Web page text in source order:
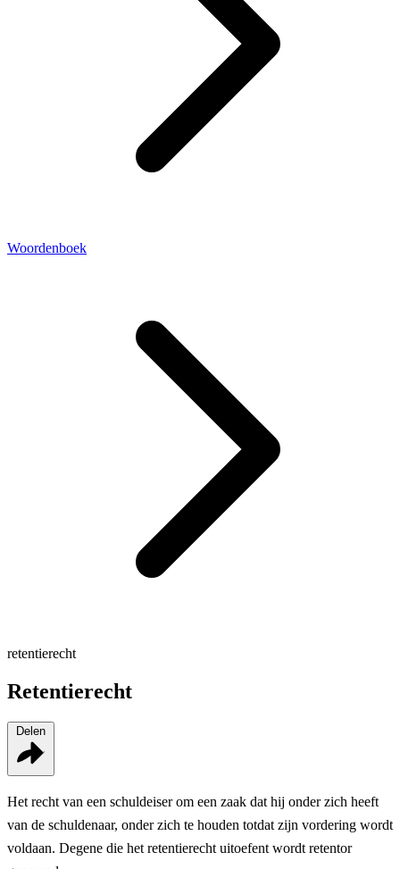
Woordenboek
retentierecht
Retentierecht
Het recht van een schuldeiser om een zaak dat hij onder zich heeft
van de schuldenaar, onder zich te houden totdat zijn vordering wordt
voldaan. Degene die het retentierecht uitoefent wordt retentor